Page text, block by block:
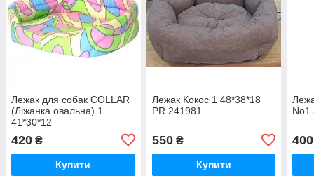
Лежак для собак COLLAR
(Ліжанка овальна) 1
41*30*12
420 ₴
Купити
Лежак Кокос 1 48*38*18
PR 241981
550₴
Купити
No1
400